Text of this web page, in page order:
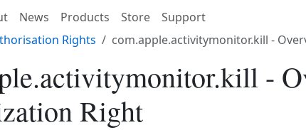
News Products Store Support
Rights com.apple.activitymonitor.kill -
-
Right